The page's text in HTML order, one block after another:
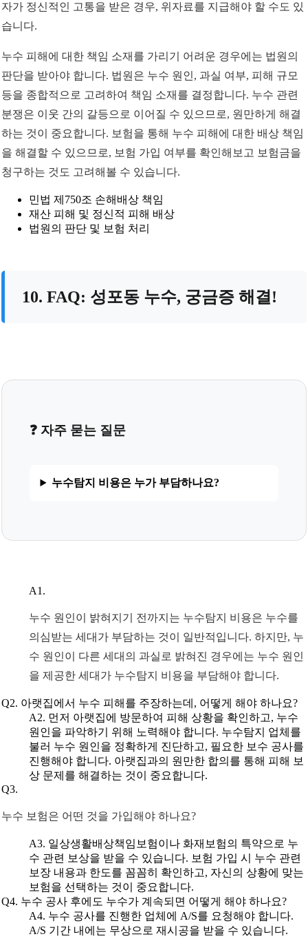
자가 정신적인 고통을 받은 경우, 위자료를 지급해야 할 수도 있
습니다.
누수 피해에 대한 책임 소재를 가리기 어려운 경우에는 법원의
판단을 받아야 합니다. 법원은 누수 원인, 과실 여부, 피해 규모
등을 종합적으로 고려하여 책임 소재를 결정합니다. 누수 관련
분쟁은 이웃 간의 갈등으로 이어질 수 있으므로, 원만하게 해결
하는 것이 중요합니다. 보험을 통해 누수 피해에 대한 배상 책임
을 해결할 수 있으므로, 보험 가입 여부를 확인해보고 보험금을
청구하는 것도 고려해볼 수 있습니다.
민법 제750조 손해배상 책임
재산 피해 및 정신적 피해 배상
법원의 판단 및 보험 처리
10. FAQ: 성포동 누수, 궁금증 해결!
❓ 자주 묻는 질문
누수탐지 비용은 누가 부담하나요?
A1.
누수 원인이 밝혀지기 전까지는 누수탐지 비용은 누수를
의심받는 세대가 부담하는 것이 일반적입니다. 하지만, 누
수 원인이 다른 세대의 과실로 밝혀진 경우에는 누수 원인
을 제공한 세대가 누수탐지 비용을 부담해야 합니다.
Q2. 아랫집에서 누수 피해를 주장하는데, 어떻게 해야 하나요?
A2. 먼저 아랫집에 방문하여 피해 상황을 확인하고, 누수
원인을 파악하기 위해 노력해야 합니다. 누수탐지 업체를
불러 누수 원인을 정확하게 진단하고, 필요한 보수 공사를
진행해야 합니다. 아랫집과의 원만한 합의를 통해 피해 보
상 문제를 해결하는 것이 중요합니다.
Q3.
누수 보험은 어떤 것을 가입해야 하나요?
A3. 일상생활배상책임보험이나 화재보험의 특약으로 누
수 관련 보상을 받을 수 있습니다. 보험 가입 시 누수 관련
보장 내용과 한도를 꼼꼼히 확인하고, 자신의 상황에 맞는
보험을 선택하는 것이 중요합니다.
Q4. 누수 공사 후에도 누수가 계속되면 어떻게 해야 하나요?
A4. 누수 공사를 진행한 업체에 A/S를 요청해야 합니다.
A/S 기간 내에는 무상으로 재시공을 받을 수 있습니다.